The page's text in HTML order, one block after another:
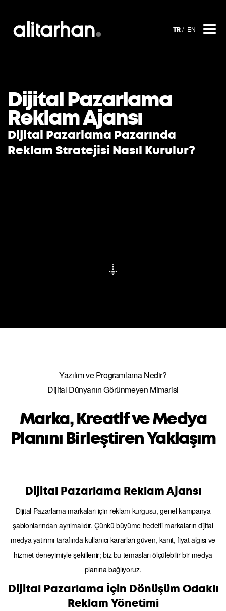
TR EN
Dijital Pazarlama
Reklam Ajansı
Dijital Pazarlama Pazarında
Reklam Stratejisi Nasıl Kurulur?
Yazılım ve Programlama Nedir?
Dijital Dünyanın Görünmeyen Mimarisi
Marka, Kreatif ve Medya
Planını Birleştiren Yaklaşım
Dijital Pazarlama Reklam Ajansı
Dijital Pazarlama markaları için reklam kurgusu, genel kampanya
şablonlarından ayrılmalıdır. Çünkü büyüme hedefli markaların dijital
medya yatırımı tarafında kullanıcı kararları güven, kanıt, fiyat algısı ve
hizmet deneyimiyle şekillenir; biz bu temasları ölçülebilir bir medya
planına bağlıyoruz.
Dijital Pazarlama İçin Dönüşüm Odaklı
Reklam Yönetimi